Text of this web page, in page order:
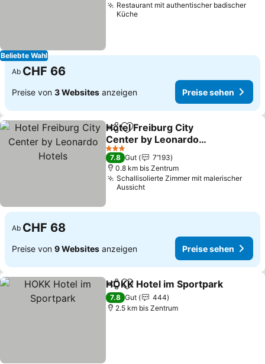
Beliebte Wahl
Restaurant mit authentischer badischer
Küche
Ab CHF 66
Preise von 3 Websites anzeigen Preise sehen
TeilenZu Favoriten hinzufügen
Hotel Freiburg City
Center by Leonardo
Hotels
Preise sehen
3 Sterne
7.8 Gut
7’193
0.8 km bis Zentrum
Schallisolierte Zimmer mit malerischer
Aussicht
Ab CHF 68
Preise von 9 Websites anzeigen Preise sehen
TeilenZu Favoriten hinzufügen
HOKK Hotel im Sportpark
7.8 Gut
444
2.5 km bis Zentrum